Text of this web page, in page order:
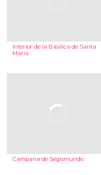
Interior de la Basílica de Santa
María
Campana de Segismundo